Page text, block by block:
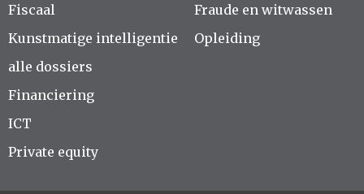
Fiscaal
Kunstmatige intelligentie
alle dossiers
Fraude en witwassen
Opleiding
Financiering
ICT
Private equity